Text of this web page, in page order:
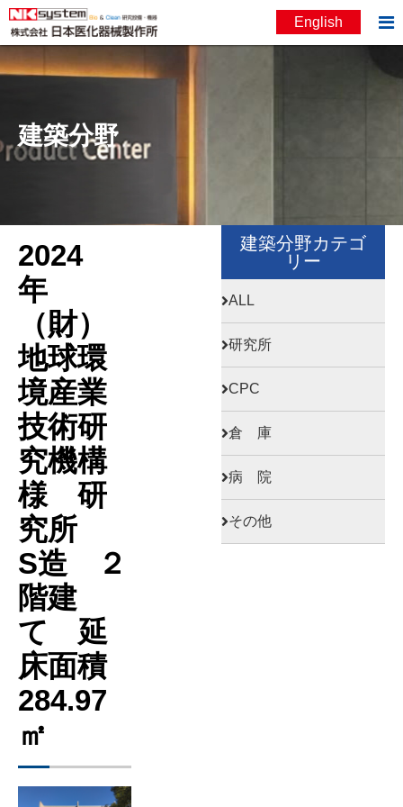
English
English 
建築分野
2024
年
（財）
地球環
境産業
技術研
究機構
様 研
究所
S造 ２
階建
て 延
床面積
284.97
㎡
建築分野カテゴ
リー
ALL
研究所
CPC
倉 庫
病 院
その他